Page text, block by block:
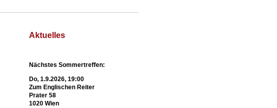
Aktuelles
Nächstes Sommertreffen:
Do, 1.9.2026, 19:00
Zum Englischen Reiter
Prater 58
1020 Wien